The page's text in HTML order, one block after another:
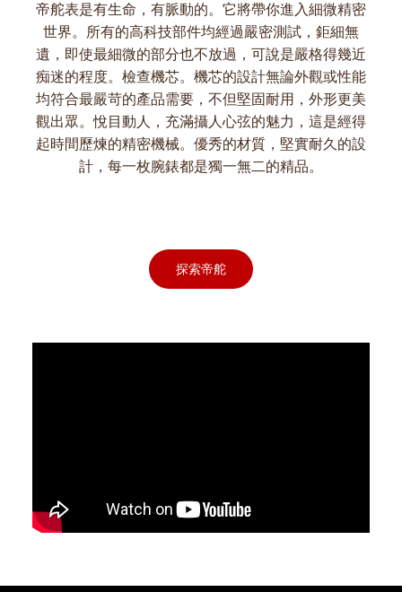
帝舵表是有生命，有脈動的。它將帶你進入細微精密
世界。所有的高科技部件均經過嚴密測試，鉅細無
遺，即使最細微的部分也不放過，可說是嚴格得幾近
痴迷的程度。檢查機芯。機芯的設計無論外觀或性能
均符合最嚴苛的產品需要，不但堅固耐用，外形更美
觀出眾。悅目動人，充滿攝人心弦的魅力，這是經得
起時間歷煉的精密機械。優秀的材質，堅實耐久的設
計，每一枚腕錶都是獨一無二的精品。
探索帝舵